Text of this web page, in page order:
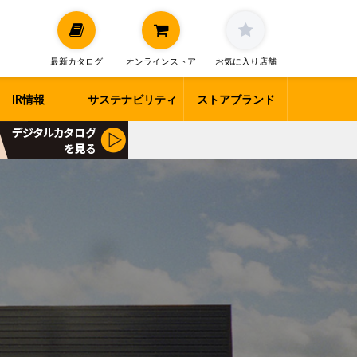
最新カタログ オンラインストア お気に入り店舗
IR情報 サステナビリティ ストアブランド